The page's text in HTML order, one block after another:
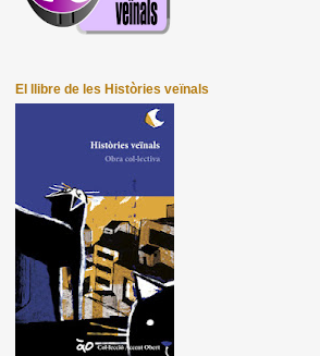
El llibre de les Històries veïnals